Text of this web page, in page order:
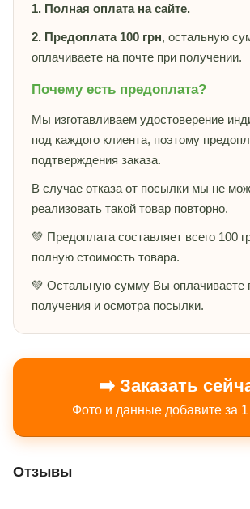
1. Полная оплата на сайте.
2. Предоплата 100 грн, остальную
оплачиваете на почте при получении.
Почему есть предоплата?
Мы изготавливаем удостоверение
под каждого клиента, поэтому
подтверждения заказа.
В случае отказа от посылки мы не
реализовать такой товар повторно.
💚 Предоплата составляет всего 100
полную стоимость товара.
💚 Остальную сумму Вы оплачиваете
получения и осмотра посылки.
➡️ Заказать
Фото и данные добавите за
Отзывы